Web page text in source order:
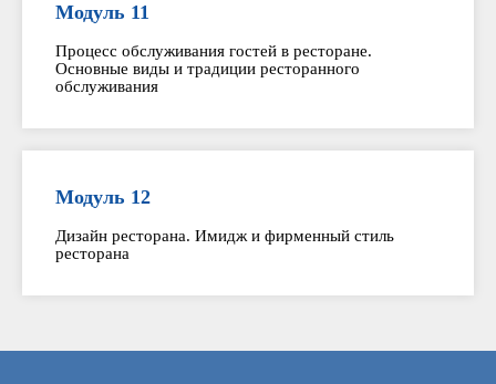
Модуль 11
Процесс обслуживания гостей в ресторане.
Основные виды и традиции ресторанного
обслуживания
Модуль 12
Дизайн ресторана. Имидж и фирменный стиль
ресторана